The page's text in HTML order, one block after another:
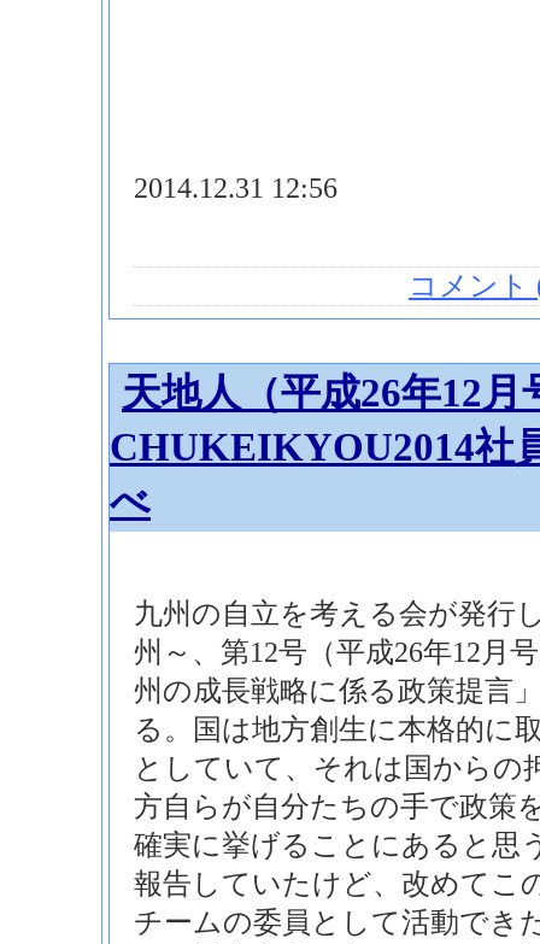
2014.12.31 12:56
コメント
天地人（平成26年12月
CHUKEIKYOU2014社
べ
九州の自立を考える会が発行
州～、第12号（平成26年12月
州の成長戦略に係る政策提言
る。国は地方創生に本格的に
としていて、それは国からの
方自らが自分たちの手で政策
確実に挙げることにあると思
報告していたけど、改めてこ
チームの委員として活動でき